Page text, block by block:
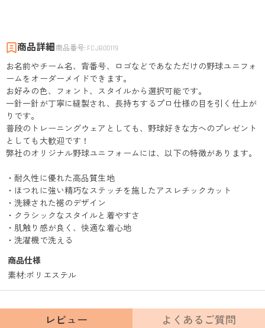
商品詳細 商品番号: FCJB00119
お名前やチーム名、背番号、ロゴなどであなただけの野球ユニフォ
ームをオーダーメイドできます。
お好みの色、フォント、スタイルから選択可能です。
一針一針が丁寧に縫製され、長持ちするプロ仕様の目を引く仕上が
りです。
普段のトレーニングウェアとしても、野球好きな方へのプレゼント
としても大歓迎です！
弊社のオリジナル野球ユニフォームには、以下の特徴があります。
・耐久性に優れた高品質生地
・ほつれに強い精巧なステッチを施したアスレチックカット
・洗練された裾のデザイン
・クラシックなスタイルと着やすさ
・肌触り感が良く、快適な着心地
・洗濯機で洗える
商品仕様
素材:ポリエステル
レビュー よくあるご質問